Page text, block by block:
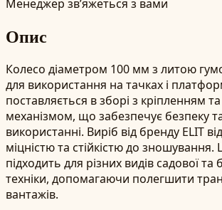
Менеджер зв’яжеться з вами
Опис
Колесо діаметром 100 мм з литою
для використання на тачках і
поставляється в зборі з кріпленням
механізмом, що забезпечує безпеку
використанні. Виріб від бренду ELIT
міцністю та стійкістю до зношування.
підходить для різних видів садової та
техніки, допомагаючи полегшити
вантажів.